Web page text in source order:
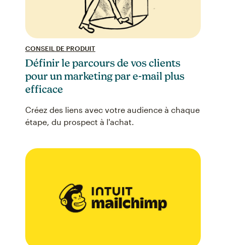
CONSEIL DE PRODUIT
Définir le parcours de vos clients
pour un marketing par e-mail plus
efficace
Créez des liens avec votre audience à chaque
étape, du prospect à l'achat.